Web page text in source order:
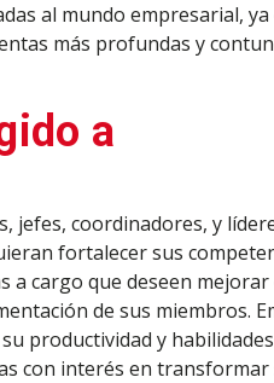
al mundo empresarial,
más profundas y
a
jefes, coordinadores, y
fortalecer sus
a cargo que deseen
de sus miembros.
productividad y
con interés en